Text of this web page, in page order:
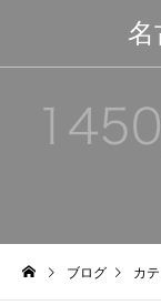
名
ブログ カ